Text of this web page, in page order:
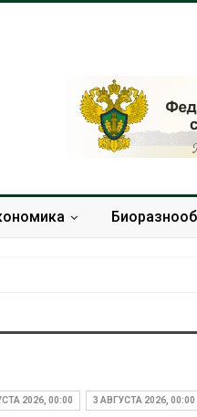
2026, 00:00 3 АВГУСТА 2026, 00:00
жару
7, 2026